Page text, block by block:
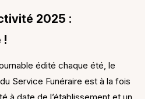
2025 :
!
édité chaque été, le
Service Funéraire est à la fois